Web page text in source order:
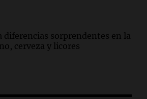
diferencias sorprendentes en la
cerveza y licores